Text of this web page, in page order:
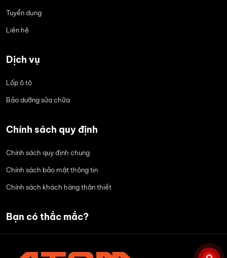
Tuyển dụng
Liên hệ
Dịch vụ
Lốp ô tô
Bảo dưỡng sửa chữa
Chính sách quy định
Chính sách quy định chung
Chính sách bảo mật thông tin
Chính sách khách hàng thân thiết
Bạn có thắc mắc?